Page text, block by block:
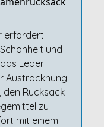
erfordert
und
Leder
Austrocknung
den Rucksack
zu
mit einem